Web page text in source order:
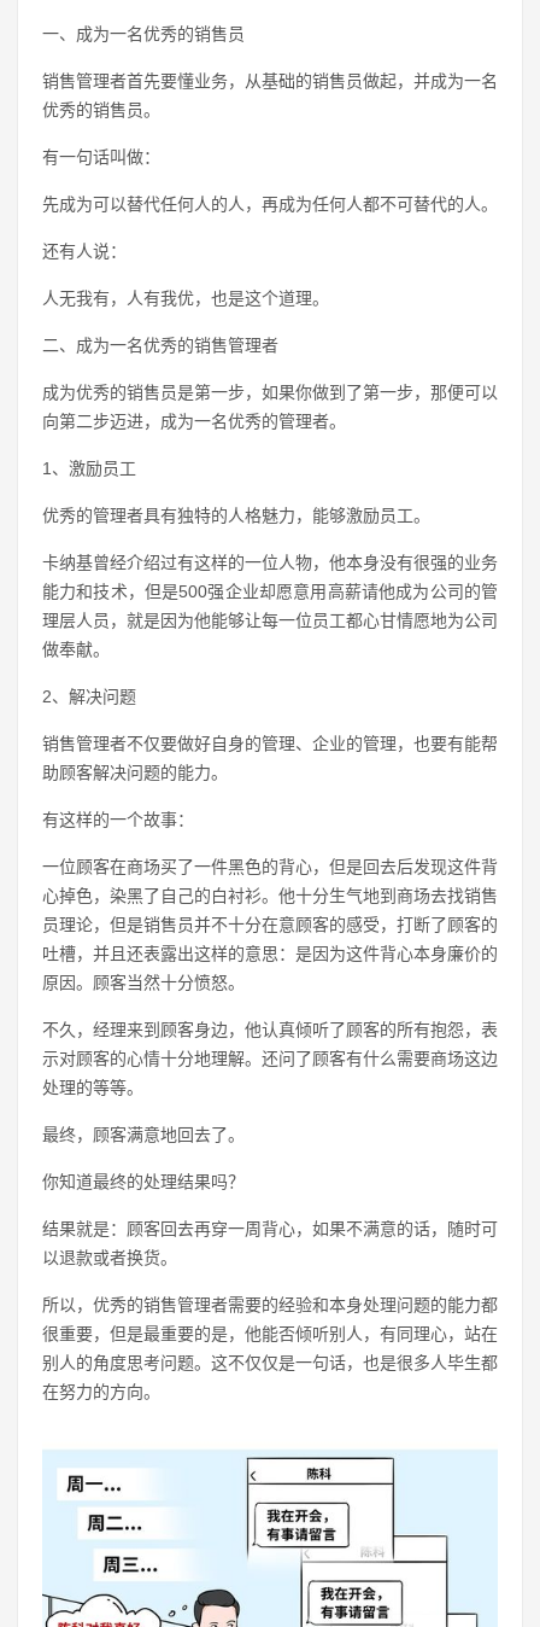
一、成为一名优秀的销售员
销售管理者首先要懂业务，从基础的销售员做起，并成为一名
优秀的销售员。
有一句话叫做：
先成为可以替代任何人的人，再成为任何人都不可替代的人。
还有人说：
人无我有，人有我优，也是这个道理。
二、成为一名优秀的销售管理者
成为优秀的销售员是第一步，如果你做到了第一步，那便可以
向第二步迈进，成为一名优秀的管理者。
1、激励员工
优秀的管理者具有独特的人格魅力，能够激励员工。
卡纳基曾经介绍过有这样的一位人物，他本身没有很强的业务
能力和技术，但是500强企业却愿意用高薪请他成为公司的管
理层人员，就是因为他能够让每一位员工都心甘情愿地为公司
做奉献。
2、解决问题
销售管理者不仅要做好自身的管理、企业的管理，也要有能帮
助顾客解决问题的能力。
有这样的一个故事：
一位顾客在商场买了一件黑色的背心，但是回去后发现这件背
心掉色，染黑了自己的白衬衫。他十分生气地到商场去找销售
员理论，但是销售员并不十分在意顾客的感受，打断了顾客的
吐槽，并且还表露出这样的意思：是因为这件背心本身廉价的
原因。顾客当然十分愤怒。
不久，经理来到顾客身边，他认真倾听了顾客的所有抱怨，表
示对顾客的心情十分地理解。还问了顾客有什么需要商场这边
处理的等等。
最终，顾客满意地回去了。
你知道最终的处理结果吗？
结果就是：顾客回去再穿一周背心，如果不满意的话，随时可
以退款或者换货。
所以，优秀的销售管理者需要的经验和本身处理问题的能力都
很重要，但是最重要的是，他能否倾听别人，有同理心，站在
别人的角度思考问题。这不仅仅是一句话，也是很多人毕生都
在努力的方向。